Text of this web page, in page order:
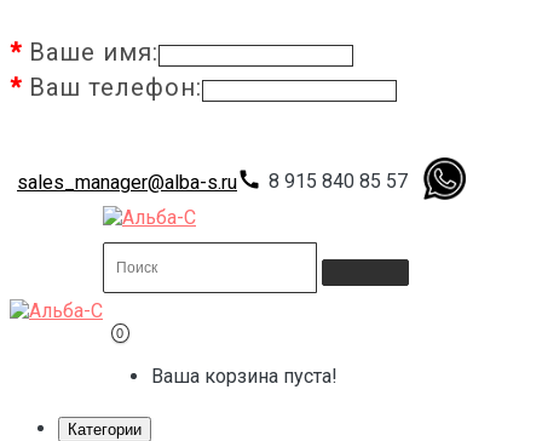
Ваше имя:
Ваш телефон:
sales_manager@alba-s.rucall 8 915 840 85 57
0
Ваша корзина пуста!
Категории